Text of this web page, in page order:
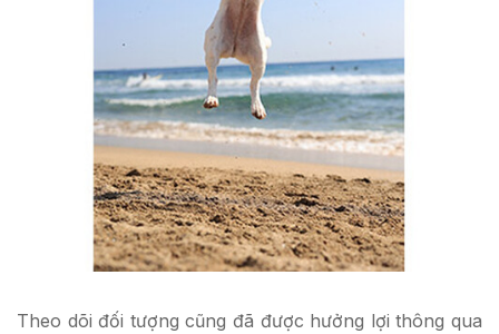
Theo dõi đối tượng cũng đã được hưởng lợi thông qua